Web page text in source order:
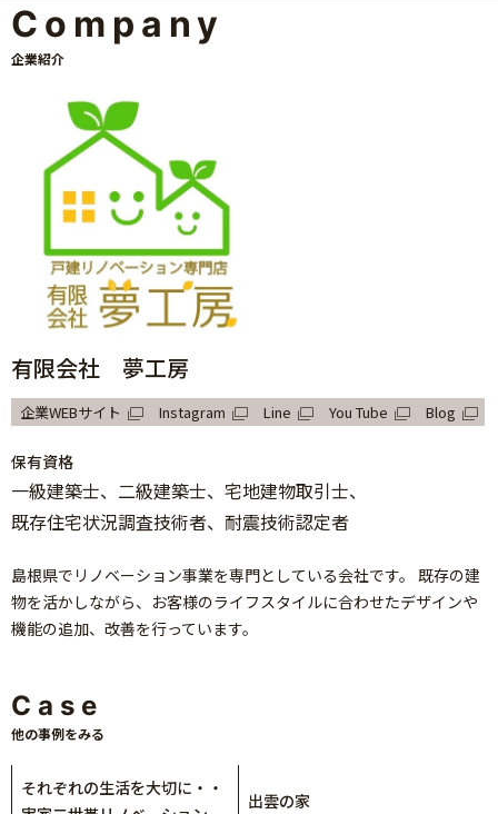
Company
企業紹介
有限会社 夢工房
企業WEBサイト Instagram Line You Tube Blog
保有資格
一級建築士 二級建築士
宅地建物取引士
既存住宅状況調査技術者
耐震技術認定者
島根県でリノベーション事業を専門としている会社です。 既存の建
物を活かしながら、お客様のライフスタイルに合わせたデザインや
機能の追加、改善を行っています。
Case
他の事例をみる
それぞれの生活を大切に・・
出雲の家